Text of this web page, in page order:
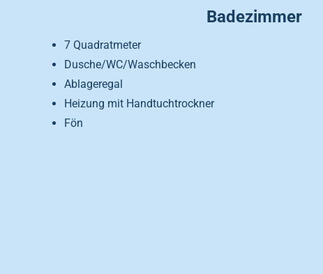
Badezimmer
7 Quadratmeter
Dusche/WC/Waschbecken
Ablageregal
Heizung mit Handtuchtrockner
Fön